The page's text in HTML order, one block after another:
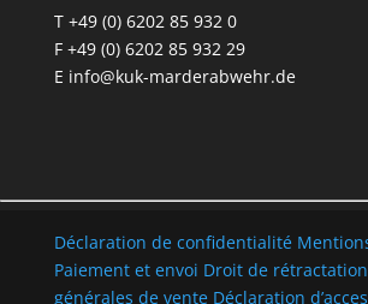
T +49 (0) 6202 85 932 0
F +49 (0) 6202 85 932 29
E info@kuk-marderabwehr.de
Déclaration de confidentialité
Paiement et envoi Droit de rétractation
générales de vente Déclaration